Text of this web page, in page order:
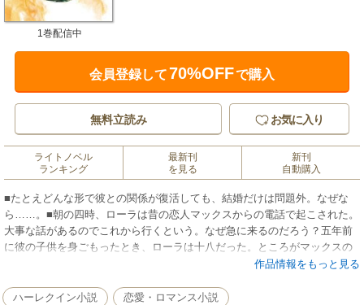
1巻配信中
会員登録して70%OFFで購入
無料立読み お気に入り
ライトノベル
ランキング
最新刊
を見る
新刊
自動購入
■たとえどんな形で彼との関係が復活しても、結婚だけは問題外。なぜな
ら……。■朝の四時、ローラは昔の恋人マックスからの電話で起こされた。
大事な話があるのでこれから行くという。なぜ急に来るのだろう？五年前
に彼の子供を身ごもったとき、ローラは十八だった。ところがマックスの
弟ダニエルと結婚している姉のフェイから、マックスとは情事を重ね、彼
たローラはひどいショックを受け、彼との唯一の絆である小さな命を流産
作品情報をもっと見る
ハーレクイン小説 恋愛・ロマンス小説